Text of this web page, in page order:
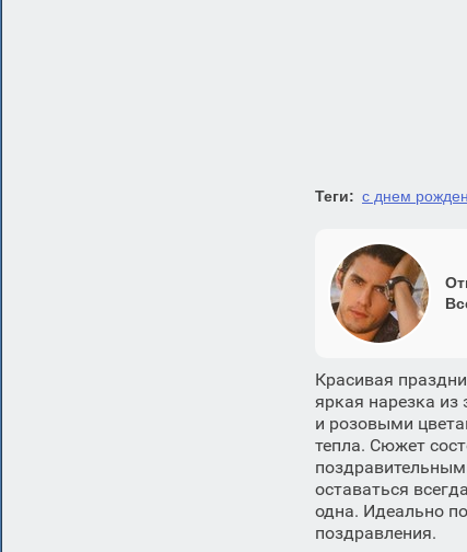
Теги: с днем
Красивая
яркая нарезка
и розовыми
тепла. Сюжет
оставаться
одна. Идеально
поздравления.